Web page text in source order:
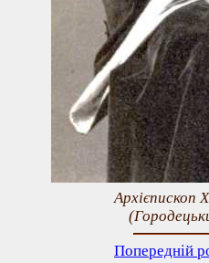
Архієпископ
Попередній